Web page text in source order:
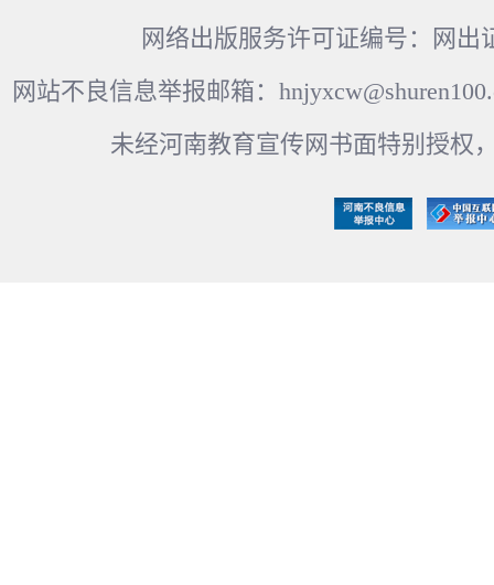
网络出版服务许可证编号：网出
网站不良信息举报邮箱：
未经河南教育宣传网书面特别授权